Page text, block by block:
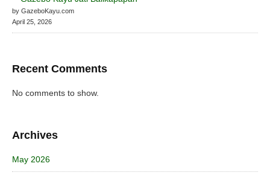
by GazeboKayu.com
April 25, 2026
Recent Comments
No comments to show.
Archives
May 2026